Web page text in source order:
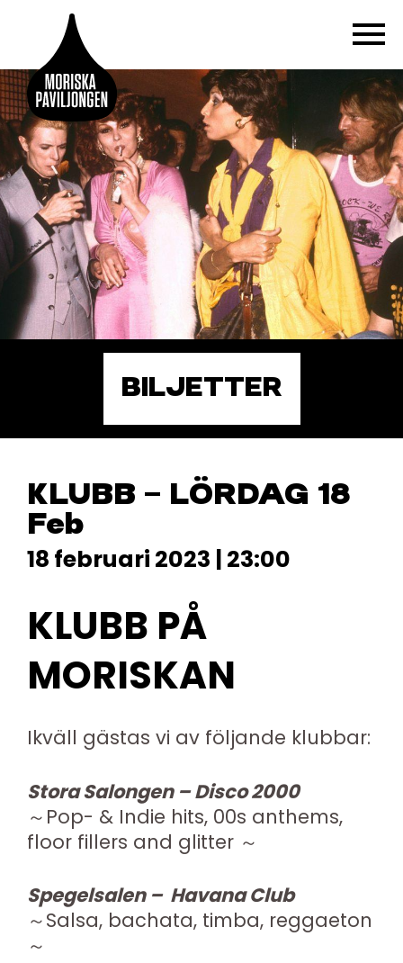
BILJETTER
KLUBB – LÖRDAG 18
Feb
18 februari 2023 | 23:00
KLUBB PÅ
MORISKAN
Ikväll gästas vi av följande klubbar:
Stora Salongen – Disco 2000
～Pop- & Indie hits, 00s anthems,
floor fillers and glitter ～
Spegelsalen – Havana Club
～Salsa, bachata, timba, reggaeton
～